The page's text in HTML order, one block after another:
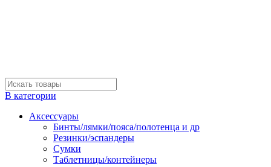
В категории
Аксессуары
Бинты/лямки/пояса/полотенца и др
Резинки/эспандеры
Сумки
Таблетницы/контейнеры